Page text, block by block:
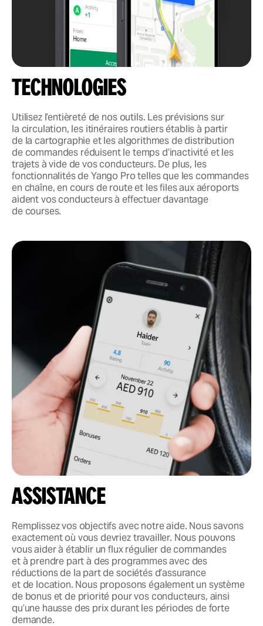
Technologies
Utilisez l’entièreté de nos outils. Les prévisions sur
la circulation, les itinéraires routiers établis à partir
de la cartographie et les algorithmes de distribution
de commandes réduisent le temps d’inactivité et les
trajets à vide de vos conducteurs. De plus, les
fonctionnalités de Yango Pro telles que les commandes
en chaîne, en cours de route et les files aux aéroports
aident vos conducteurs à effectuer davantage
de courses.
Assistance
Remplissez vos objectifs avec notre aide. Nous savons
exactement où vous devriez travailler. Nous pouvons
vous aider à établir un flux régulier de commandes
et à prendre part à des programmes avec des
réductions de la part de sociétés d’assurance
et de location. Nous proposons également un système
de bonus et de priorité pour vos conducteurs, ainsi
qu’une hausse des prix durant les périodes de forte
demande.